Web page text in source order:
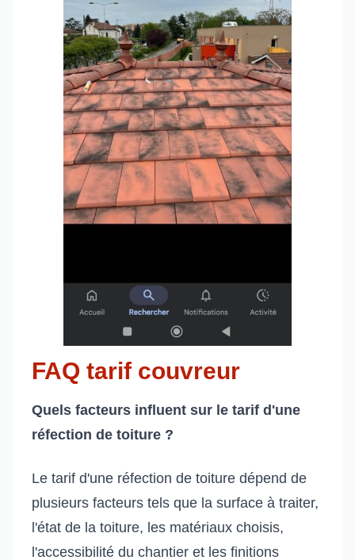
FAQ tarif couvreur
Quels facteurs influent sur le tarif d'une
réfection de toiture ?
Le tarif d'une réfection de toiture dépend de
plusieurs facteurs tels que la surface à traiter,
l'état de la toiture, les matériaux choisis,
l'accessibilité du chantier et les finitions